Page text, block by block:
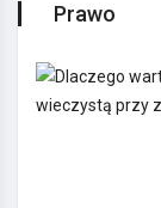
Prawo